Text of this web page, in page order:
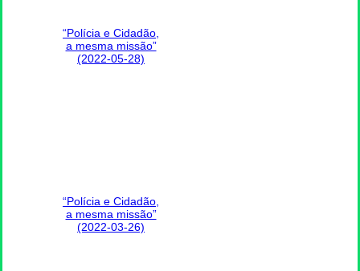
“Polícia e Cidadão,
a mesma missão”
(2022-05-28)
“Polícia e Cidadão,
a mesma missão”
(2022-03-26)